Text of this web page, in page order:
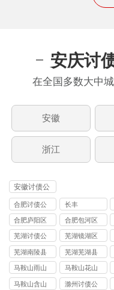
安庆讨
在全国多数大中
安徽
浙江
安徽讨债公
司
合肥讨债公
司
长丰
合肥庐阳区
讨债公司
合肥包河区
讨债公司
芜湖讨债公
司
芜湖镜湖区
讨债公司
芜湖南陵县
讨债公司
芜湖芜湖县
讨债公司
马鞍山雨山
区讨债公司
马鞍山花山
区讨债公司
马鞍山含山
滁州讨债公